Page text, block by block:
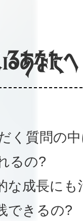
るあなたへ
く質問の
るの?
な成長にも
できるの?